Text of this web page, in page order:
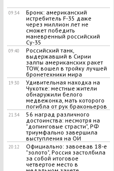
09:34
Бронк: американский
истребитель F-35 даже
через миллион лет не
сможет победить
маневренный российский
Су-35
09:40
Российский танк,
выдержавший в Сирии
залпы американских ракет
TOW, вошел в тройку лучшей
бронетехники мира
19:30
​Удивительная находка на
Чукотке: местные жители
обнаружили белого
медвежонка, мать которого
погибла от рук браконьеров
21:34
56 наград различного
достоинства: несмотря на
"допинговые страсти", РФ
триумфально завершила
выступления на ОИ
20:12
Официально: завоевав 18-е
"золото", Россия застолбила
за собой итоговое
четвертое место в